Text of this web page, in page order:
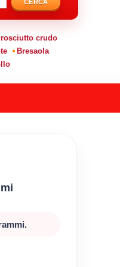
CERCA
crudo
Bresaola